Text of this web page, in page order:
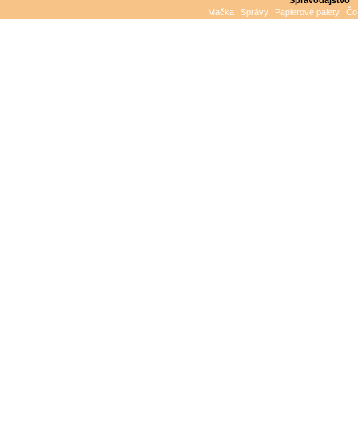
Mačka
Správy Papierové palety